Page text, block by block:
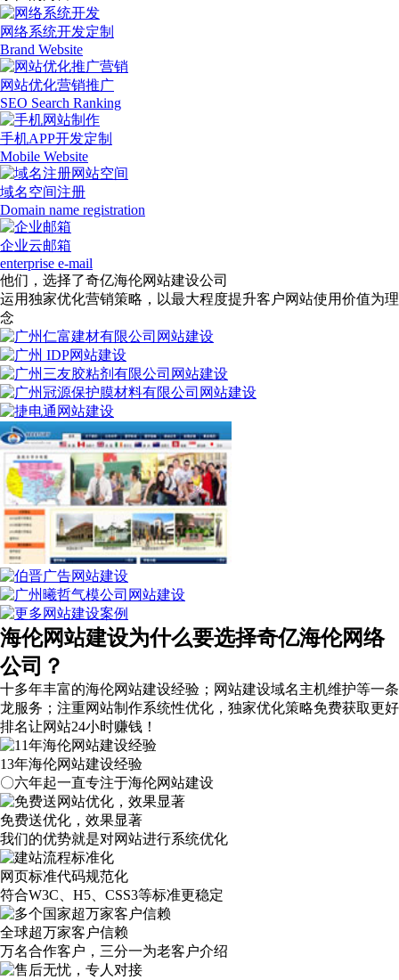
网络系统开发定制
Brand Website
网站优化营销推广
SEO Search Ranking
手机APP开发定制
Mobile Website
域名空间注册
Domain name registration
企业云邮箱
enterprise e-mail
他们，选择了奇亿海伦网站建设公司
运用独家优化营销策略，以最大程度提升客户网站使用价值为理
念
海伦网站建设为什么要选择奇亿海伦网络
公司？
十多年丰富的海伦网站建设经验；网站建设域名主机维护等一条
龙服务 ；注重网站制作系统性优化， 独家优化策略免费获取更好
排名让网站24小时赚钱！
13年海伦网站建设经验
〇六年起一直专注于海伦网站建设
免费送优化，效果显著
我们的优势就是对网站进行系统优化
网页标准代码规范化
符合W3C、H5、CSS3等标准更稳定
全球超万家客户信赖
万名合作客户，三分一为老客户介绍